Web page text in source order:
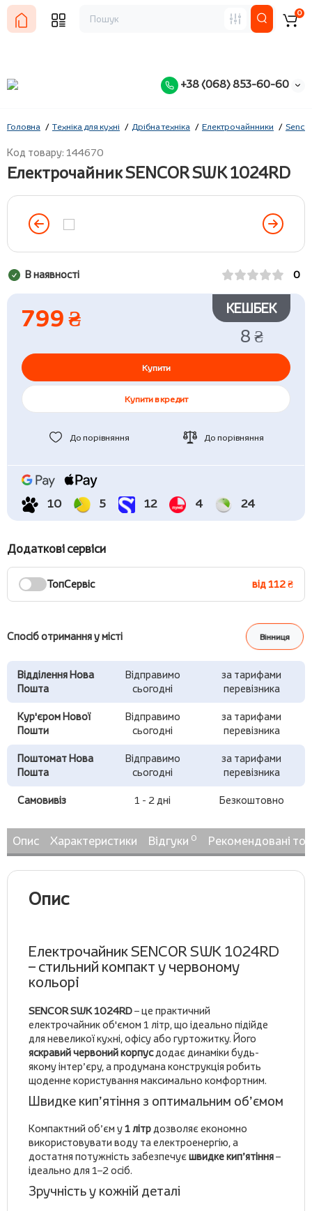
+38 (068) 853-60-60
0
Головна Техніка для кухні Дрібна техніка Електрочайнники
Код товару: 144670
Електрочайник SENCOR SWK 1024RD
В наявності 0
799 ₴ КЕШБЕК
8 ₴
Купити
Купити в кредит
До порівняння До порівняння
10 5 12 4 24
Додаткові сервіси
ТопСервіс від 112 ₴
Спосіб отримання у місті Вінниця
Відділення Нова
Пошта
Відправимо
сьогодні
за тарифами
перевізника
Кур'єром Нової
Пошти
Відправимо
сьогодні
за тарифами
перевізника
Поштомат Нова
Пошта
Відправимо
сьогодні
за тарифами
перевізника
Самовивіз 1 - 2 дні Безкоштовно
Опис Характеристики Відгуки 0 Рекомендовані
Опис
Електрочайник SENCOR SWK 1024RD
– стильний компакт у червоному
кольорі
SENCOR SWK 1024RD– це практичний
електрочайник об'ємом 1 літр, що ідеально підійде
для невеликої кухні, офісу або гуртожитку. Його
яскравий червоний корпусдодає динаміки будь-
якому інтер’єру, а продумана конструкція робить
щоденне користування максимально комфортним.
Швидке кип’ятіння з оптимальним об’ємом
Компактний об’єм у1 літрдозволяє економно
використовувати воду та електроенергію, а
достатня потужність забезпечуєшвидке кип’ятіння–
ідеально для 1–2 осіб.
Зручність у кожній деталі